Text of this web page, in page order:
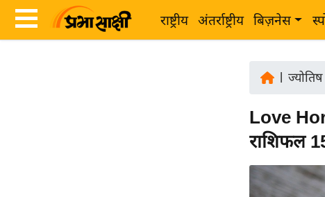
राष्ट्रीय अंतर्राष्ट्रीय बिज़नेस
ज्योतिष|
Love
राशिफल